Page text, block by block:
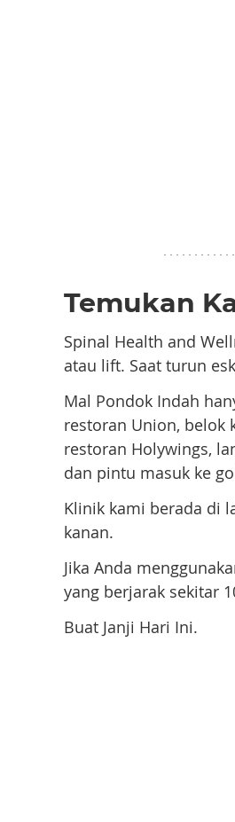
Temukan
Spinal Health and
atau lift. Saat turun
Mal Pondok Indah
restoran Union, belok
restoran Holywings,
dan pintu masuk ke
Klinik kami berada di
kanan.
Jika Anda
yang berjarak sekitar
Buat Janji Hari Ini.